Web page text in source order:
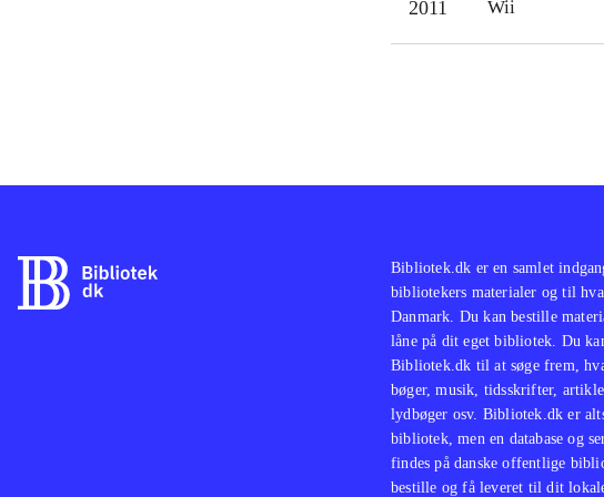
2011 Wii
Bibliotek.dk er en samlet
bibliotekers materialer og til
Danmark. Du kan bestille
låne på dit eget bibliotek. Du
Bibliotek.dk til at søge frem,
bøger, musik, tidsskrifter,
lydbøger osv. Bibliotek.dk er
bibliotek, men en database og
findes på danske offentlige
bestille og få leveret til dit